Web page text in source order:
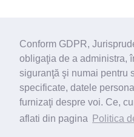
Conform GDPR,
obligaţia de a administra,
siguranţă şi numai pentru
specificate, datele
furnizaţi despre voi. Ce,
aflati din pagina
Politica